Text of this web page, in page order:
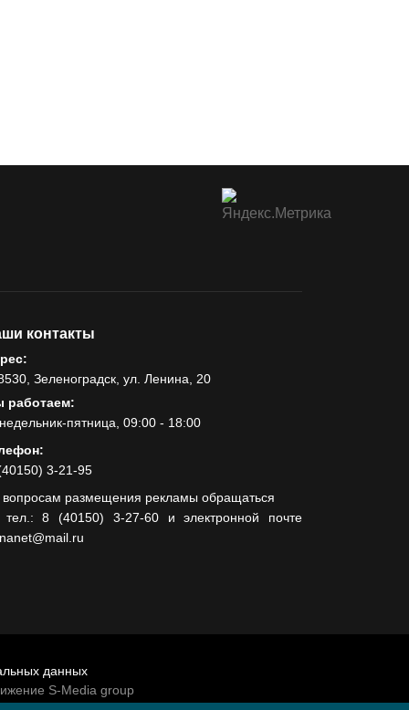
контакты
Зеленоградск, ул. Ленина, 20
работаем:
пятница, 09:00 - 18:00
3-21-95
размещения рекламы обращаться
тел.: 8 (40150) 3-27-60 и электронной почте
данных
S-Media group